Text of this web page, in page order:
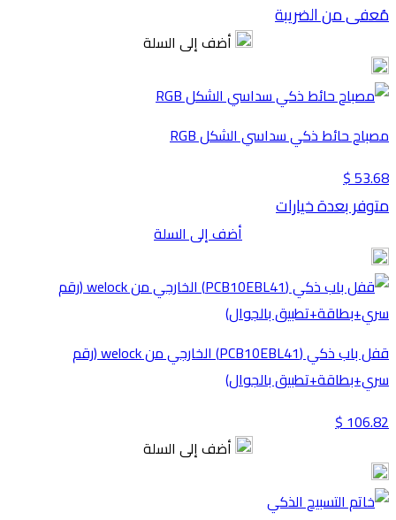
مُعفى من الضريبة
مصباح حائط ذكي سداسي الشكل RGB
53.68 $
متوفر بعدة خيارات
أضف إلى السلة
قفل باب ذكي (PCB10EBL41) الخارجي من welock (رقم
سري+بطاقة+تطبيق بالجوال)
106.82 $